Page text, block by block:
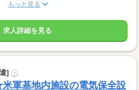
もっと見る
求人詳細を見る
] ?
軍基地内施設の電気保全設